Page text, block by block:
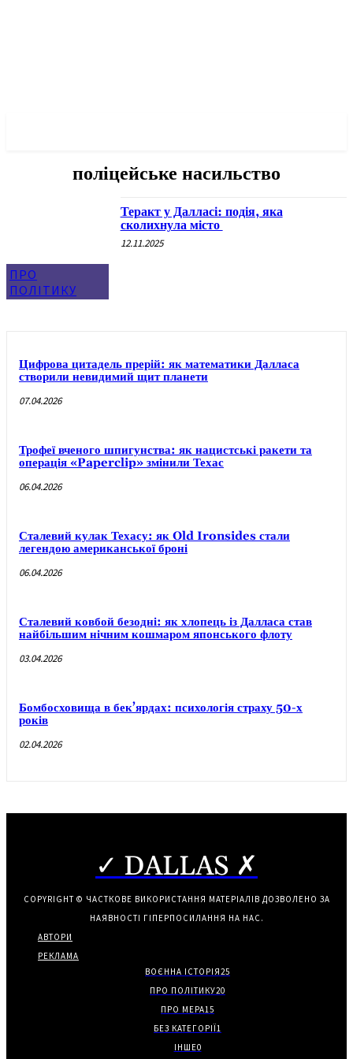
поліцейське насильство
ПРО
ПОЛІТИКУ
Теракт у Далласі: подія, яка
сколихнула місто
12.11.2025
Цифрова цитадель прерій: як математики Далласа
створили невидимий щит планети
07.04.2026
Трофеї вченого шпигунства: як нацистські ракети та
операція «Paperclip» змінили Техас
06.04.2026
Сталевий кулак Техасу: як Old Ironsides стали
легендою американської броні
06.04.2026
Сталевий ковбой безодні: як хлопець із Далласа став
найбільшим нічним кошмаром японського флоту
03.04.2026
Бомбосховища в бек’ярдах: психологія страху 50-х
років
02.04.2026
✓ DALLAS ✗
COPYRIGHT © ЧАСТКОВЕ ВИКОРИСТАННЯ МАТЕРІАЛІВ ДОЗВОЛЕНО ЗА
НАЯВНОСТІ ГІПЕРПОСИЛАННЯ НА НАС.
АВТОРИ
РЕКЛАМА
ВОЄННА ІСТОРІЯ25
ПРО ПОЛІТИКУ20
ПРО МЕРА15
БЕЗ КАТЕГОРІЇ1
ІНШЕ0